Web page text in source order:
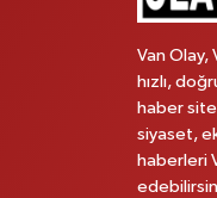
Van Olay,
hızlı,
haber
siyaset,
haberleri